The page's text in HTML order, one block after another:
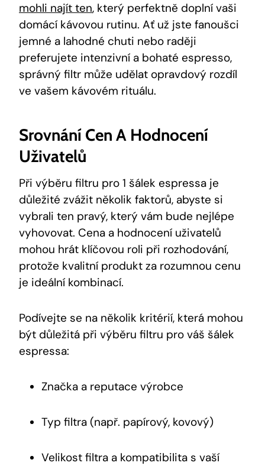
mohli najít ten, ‍který ‍perfektně doplní vaši
domácí kávovou rutinu. Ať už‍ jste fanoušci
jemné a lahodné⁢ chuti nebo​ raději
⁤preferujete intenzivní a bohaté espresso,
správný filtr může udělat opravdový rozdíl
ve ⁢vašem kávovém rituálu.
Srovnání Cen A Hodnocení
‌uživatelů
Při výběru filtru pro 1 ‍šálek espressa je⁤
důležité zvážit několik faktorů, abyste si
vybrali ten pravý, ⁣který vám bude nejlépe
⁢vyhovovat. Cena‌ a hodnocení uživatelů ​
mohou‌ hrát⁢ klíčovou​ roli při rozhodování,
protože kvalitní produkt ⁢za rozumnou cenu
‍je ideální kombinací.
Podívejte se na ‌několik kritérií, která ‍mohou
být důležitá⁢ při ⁣výběru filtru⁢ pro váš‌ šálek
espressa:
Značka a⁤ reputace ⁤výrobce
Typ⁤ filtra (např. ‍papírový, kovový)
Velikost⁣ filtra a ⁤kompatibilita s vaší